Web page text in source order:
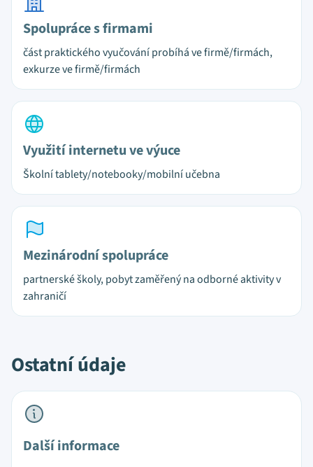
Spolupráce s firmami
část praktického vyučování probíhá ve firmě/firmách,
exkurze ve firmě/firmách
Využití internetu ve výuce
Školní tablety/notebooky/mobilní učebna
Mezinárodní spolupráce
partnerské školy, pobyt zaměřený na odborné aktivity v
zahraničí
Ostatní údaje
Další informace